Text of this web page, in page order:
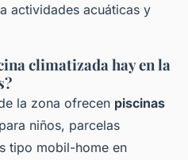
actividades acuáticas y
climatizada hay en la
la zona ofrecen piscinas
niños, parcelas
tipo mobil-home en